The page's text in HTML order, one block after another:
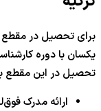
برای تحصیل در مقطع
یکسان با دوره
تحصیل در این مقطع
ارائه مدرک